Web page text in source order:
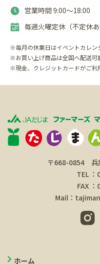
営業時間 9:00〜18:00
毎週火曜定休（不定休あ
※毎月の休業日はイベントカレン
※お買い上げ商品は全国へ配送可
※現金、クレジットカードがご利
〒668-0854 兵
TEL
FAX
Mail：
ホーム